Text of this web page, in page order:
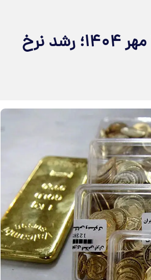
جدیدترین قیمت طلا و سکه در ۳۰ مهر ۱۴۰۴؛ رشد نرخ